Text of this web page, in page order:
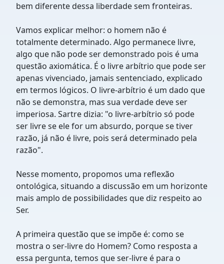
bem diferente dessa liberdade sem fronteiras.
Vamos explicar melhor: o homem não é
totalmente determinado. Algo permanece livre,
algo que não pode ser demonstrado pois é uma
questão axiomática. É o livre arbítrio que pode ser
apenas vivenciado, jamais sentenciado, explicado
em termos lógicos. O livre-arbítrio é um dado que
não se demonstra, mas sua verdade deve ser
imperiosa. Sartre dizia: "o livre-arbítrio só pode
ser livre se ele for um absurdo, porque se tiver
razão, já não é livre, pois será determinado pela
razão".
Nesse momento, propomos uma reflexão
ontológica, situando a discussão em um horizonte
mais amplo de possibilidades que diz respeito ao
Ser.
A primeira questão que se impõe é: como se
mostra o ser-livre do Homem? Como resposta a
essa pergunta, temos que ser-livre é para o